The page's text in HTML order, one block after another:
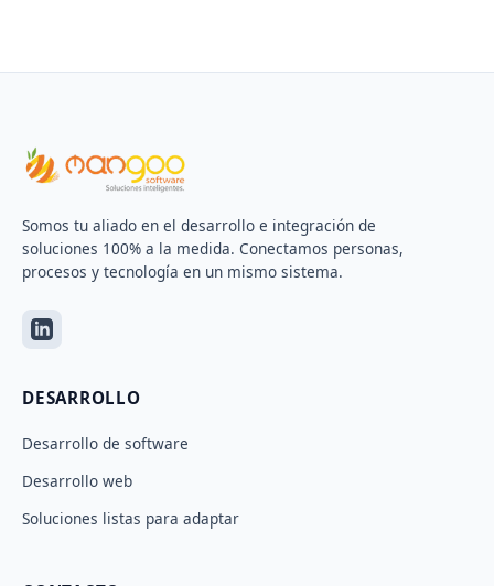
Somos tu aliado en el desarrollo e integración de
soluciones 100% a la medida. Conectamos personas,
procesos y tecnología en un mismo sistema.
DESARROLLO
Desarrollo de software
Desarrollo web
Soluciones listas para adaptar